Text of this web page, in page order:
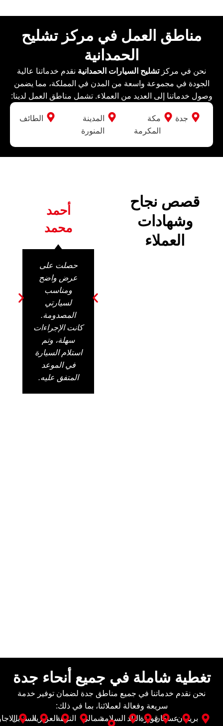
مناطق العمل في مركز تشليح
الحمدانية
نحن في مركزتشليح السيارات الحمدانية نقدم خدماتنا عالية
الجودة في مجموعة واسعة من المدن في المملكة، مما يضمن
وصول خدماتنا إلى العديد من العملاء. تشمل مناطق العمل لدينا:
جدة
مكة
المكرمة
المدينة
المنورة
الطائف
قصص نجاح
وشهادات
العملاء
حصلت على
عرض واضح
ومناسب
لسيارتي
المصدومة.
كانت الإجراءات
سهلة، وتم
استلام السيارة
في الموعد
المتفق عليه.
أحمد
محمد
تغطية شاملة في جميع أنحاء جدة
نحن نقدم خدماتنا في جميع مناطق جدة لضمان توفير خدمة
سريعة وفعالة لعملائنا، بما في ذلك:
بريمانعسفانقويزةالبلد السلامةشمالی
النزهةالعزيزيةالسنابل